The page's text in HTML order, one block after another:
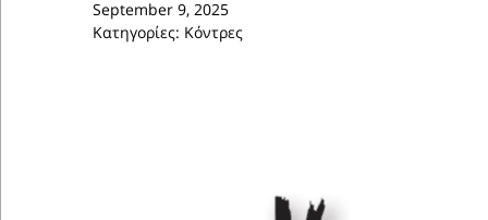
September 9, 2025
Κατηγορίες: Κόντρες